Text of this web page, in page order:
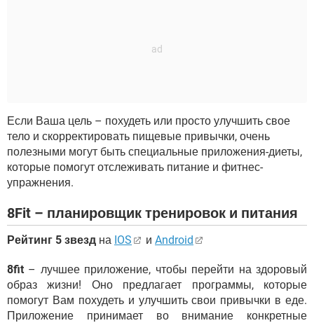
Если Ваша цель – похудеть или просто улучшить свое
тело и скорректировать пищевые привычки, очень
полезными могут быть специальные приложения-диеты,
которые помогут отслеживать питание и фитнес-
упражнения.
8Fit – планировщик тренировок и питания
Рейтинг 5 звезд на IOS и Android
8fit – лучшее приложение, чтобы перейти на здоровый
образ жизни! Оно предлагает программы, которые
помогут Вам похудеть и улучшить свои привычки в еде.
Приложение принимает во внимание конкретные